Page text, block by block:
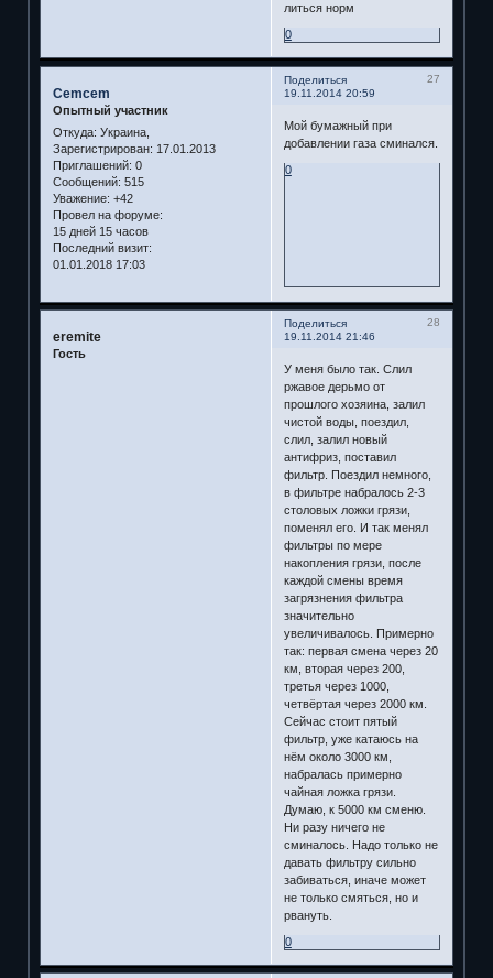
литься норм
0
Поделиться
27
19.11.2014 20:59
Cemcem
Опытный участник
Откуда: Украина,
Зарегистрирован: 17.01.2013
Приглашений: 0
Сообщений: 515
Уважение: +42
Провел на форуме:
15 дней 15 часов
Последний визит:
01.01.2018 17:03
Мой бумажный при
добавлении газа сминался.
0
Поделиться
28
19.11.2014 21:46
eremite
Гость
У меня было так. Слил
ржавое дерьмо от
прошлого хозяина, залил
чистой воды, поездил,
слил, залил новый
антифриз, поставил
фильтр. Поездил немного,
в фильтре набралось 2-3
столовых ложки грязи,
поменял его. И так менял
фильтры по мере
накопления грязи, после
каждой смены время
загрязнения фильтра
значительно
увеличивалось. Примерно
так: первая смена через 20
км, вторая через 200,
третья через 1000,
четвёртая через 2000 км.
Сейчас стоит пятый
фильтр, уже катаюсь на
нём около 3000 км,
набралась примерно
чайная ложка грязи.
Думаю, к 5000 км сменю.
Ни разу ничего не
сминалось. Надо только не
давать фильтру сильно
забиваться, иначе может
не только смяться, но и
рвануть.
0